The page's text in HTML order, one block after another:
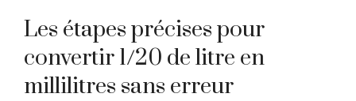
Les étapes précises pour
convertir 1/20 de litre en
millilitres sans erreur